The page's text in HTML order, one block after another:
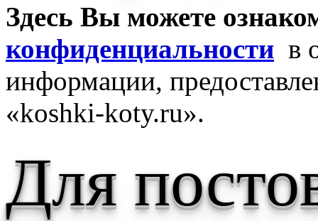
Здесь Вы можете
конфиденциальности в
информации,
«koshki-koty.ru».
Для